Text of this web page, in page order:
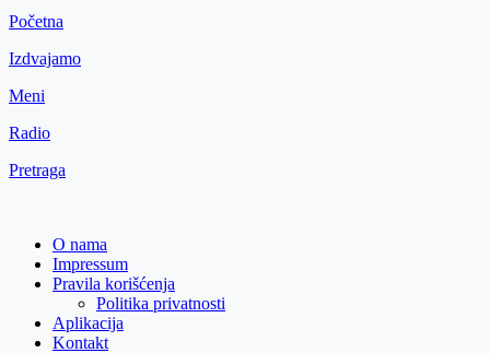
Početna
Izdvajamo
Meni
Radio
Pretraga
O nama
Impressum
Pravila korišćenja
Politika privatnosti
Aplikacija
Kontakt